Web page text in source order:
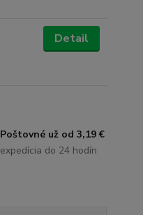
Detail
Poštovné už od 3,19 €
expedícia do 24 hodín